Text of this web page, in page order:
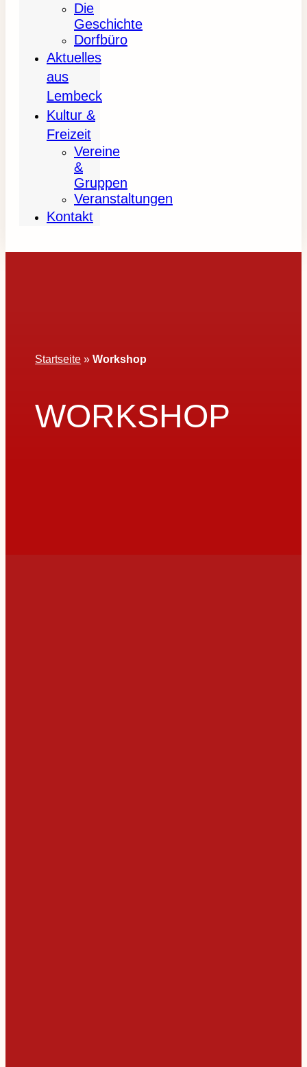
Die
Geschichte
Dorfbüro
Aktuelles
aus
Lembeck
Kultur &
Freizeit
Vereine
&
Gruppen
Veranstaltungen
Kontakt
Startseite »Workshop
WORKSHOP